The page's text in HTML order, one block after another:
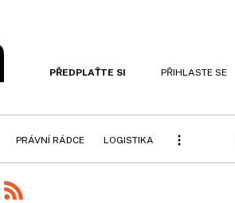
PŘEDPLAŤTE SI PŘIHLASTE SE
PRÁVNÍ RÁDCE LOGISTIKA